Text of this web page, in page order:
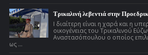
Τρικαλινή λεβεντιά στην
Ι διαίτερη είναι η χαρά και η
οικογένειας του Τρικαλινού
Αναστασόπουλου ο οποίος
ως ...